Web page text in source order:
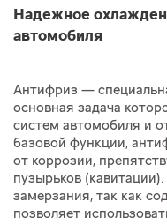
Надежное
автомобиля
Антифриз —
основная задача
систем автомобиля и
базовой функции,
от коррозии,
пузырьков
замерзания, так как
позволяет